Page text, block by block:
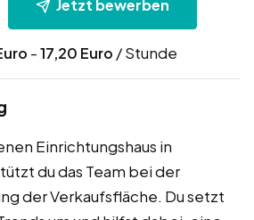
Jetzt bewerben
-17,20 Euro / Stunde
Einrichtungshaus in
du das Team bei der
der Verkaufsfläche. Du setzt